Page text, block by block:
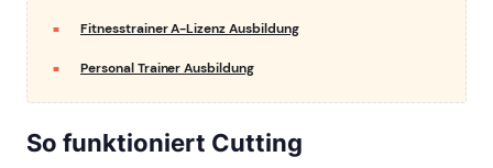
Fitnesstrainer A-Lizenz Ausbildung
Personal Trainer Ausbildung
So funktioniert Cutting